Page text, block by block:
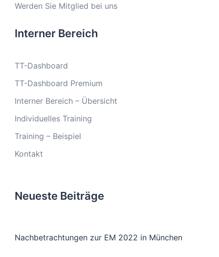
Werden Sie Mitglied bei uns
Interner Bereich
TT-Dashboard
TT-Dashboard Premium
Interner Bereich – Übersicht
Individuelles Training
Training – Beispiel
Kontakt
Neueste Beiträge
Nachbetrachtungen zur EM 2022 in München